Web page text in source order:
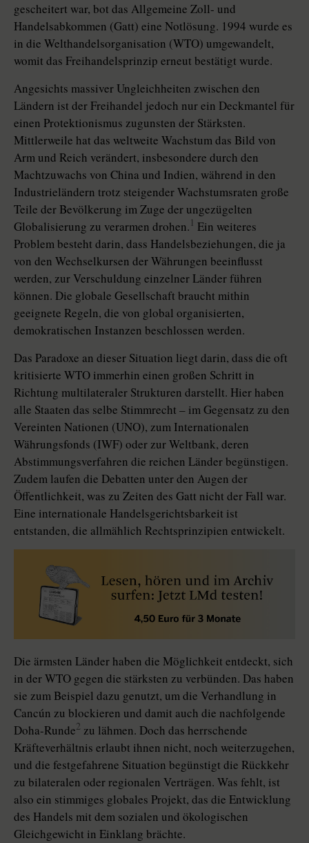
gescheitert war, bot das Allgemeine Zoll- und
Handelsabkommen (Gatt) eine Notlösung. 1994 wurde es
in die Welthandelsorganisation (WTO) umgewandelt,
womit das Freihandelsprinzip erneut bestätigt wurde.
Angesichts massiver Ungleichheiten zwischen den
Ländern ist der Freihandel jedoch nur ein Deckmantel für
einen Protektionismus zugunsten der Stärksten.
Mittlerweile hat das weltweite Wachstum das Bild von
Arm und Reich verändert, insbesondere durch den
Machtzuwachs von China und Indien, während in den
Industrieländern trotz steigender Wachstumsraten große
Teile der Bevölkerung im Zuge der ungezügelten
Globalisierung zu verarmen drohen. 1 Ein weiteres
Problem besteht darin, dass Handelsbeziehungen, die ja
von den Wechselkursen der Währungen beeinflusst
werden, zur Verschuldung einzelner Länder führen
können. Die globale Gesellschaft braucht mithin
geeignete Regeln, die von global organisierten,
demokratischen Instanzen beschlossen werden.
Das Paradoxe an dieser Situation liegt darin, dass die oft
kritisierte WTO immerhin einen großen Schritt in
Richtung multilateraler Strukturen darstellt. Hier haben
alle Staaten das selbe Stimmrecht – im Gegensatz zu den
Vereinten Nationen (UNO), zum Internationalen
Währungsfonds (IWF) oder zur Weltbank, deren
Abstimmungsverfahren die reichen Länder begünstigen.
Zudem laufen die Debatten unter den Augen der
Öffentlichkeit, was zu Zeiten des Gatt nicht der Fall war.
Eine internationale Handelsgerichtsbarkeit ist
entstanden, die allmählich Rechtsprinzipien entwickelt.
Die ärmsten Länder haben die Möglichkeit entdeckt, sich
in der WTO gegen die stärksten zu verbünden. Das haben
sie zum Beispiel dazu genutzt, um die Verhandlung in
Cancún zu blockieren und damit auch die nachfolgende
Doha-Runde2 zu lähmen. Doch das herrschende
Kräfteverhältnis erlaubt ihnen nicht, noch weiterzugehen,
und die festgefahrene Situation begünstigt die Rückkehr
zu bilateralen oder regionalen Verträgen. Was fehlt, ist
also ein stimmiges globales Projekt, das die Entwicklung
des Handels mit dem sozialen und ökologischen
Gleichgewicht in Einklang brächte.